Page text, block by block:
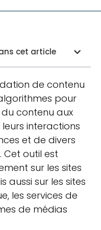
cet article
de contenu
pour
contenu aux
interactions
et de divers
Cet outil est
sur les sites
aussi sur les sites
les services de
de médias